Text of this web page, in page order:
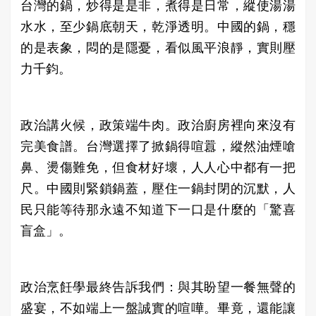
台灣的鍋，炒得是是非，煮得是日常，縱使湯湯
水水，至少鍋底朝天，乾淨透明。中國的鍋，穩
的是表象，悶的是隱憂，看似風平浪靜，實則壓
力千鈞。
政治講火候，政策端牛肉。政治廚房裡向來沒有
完美食譜。台灣選擇了掀鍋得喧囂，縱然油煙嗆
鼻、燙傷難免，但食材好壞，人人心中都有一把
尺。中國則緊鎖鍋蓋，壓住一鍋封閉的沉默，人
民只能等待那永遠不知道下一口是什麼的「驚喜
盲盒」。
政治烹飪學最終告訴我們：與其盼望一餐無聲的
盛宴，不如端上一盤誠實的喧嘩。畢竟，還能讓